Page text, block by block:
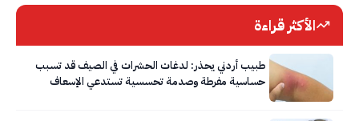
الأكثر قراءة
طبيب أردني يحذر: لدغات الحشرات في الصيف قد تسبب
حساسية مفرطة وصدمة تحسسية تستدعي الإسعاف